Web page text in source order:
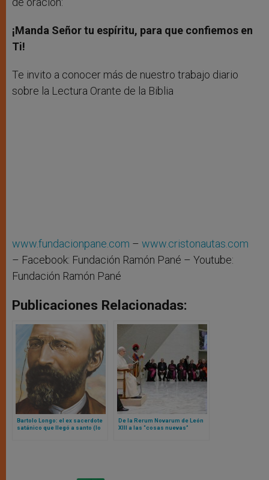
¡Manda Señor tu espíritu, para que confiemos en
Ti!
Te invito a conocer más de nuestro trabajo diario
sobre la Lectura Orante de la Biblia
www.fundacionpane.com – www.cristonautas.com
– Facebook: Fundación Ramón Pané – Youtube:
Fundación Ramón Pané
Publicaciones Relacionadas:
Bartolo Longo: el ex sacerdote
satánico que llegó a santo (lo
De la Rerum Novarum de León
XIII a las “cosas nuevas”